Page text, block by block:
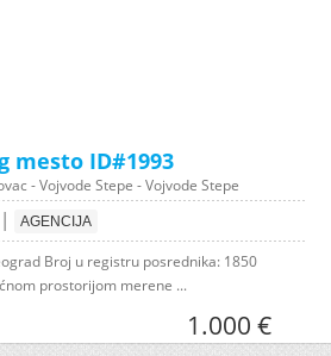
mesto ID#1993
- Vojvode Stepe - Vojvode Stepe
| AGENCIJA
Broj u registru posrednika: 1850
prostorijom merene ...
1.000 €